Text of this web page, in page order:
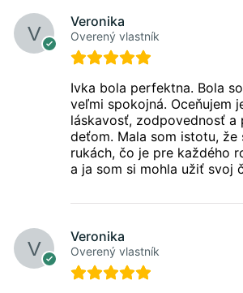
Veronika
Overený vlastník
Ivka bola perfektna. Bola
veľmi spokojná. Oceňujem
láskavosť, zodpovednosť a
deťom. Mala som istotu, že
rukách, čo je pre každého
a ja som si mohla užiť svoj
Veronika
Overený vlastník